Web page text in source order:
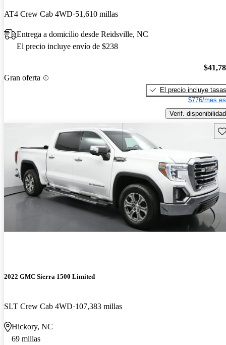
AT4 Crew Cab 4WD 51,610 millas
Entrega a domicilio desde Reidsville, NC
El precio incluye envío de $238
Gran oferta
El precio incluye tasas
$776/mes
Verif. disponibilidad
2022 GMC Sierra 1500 Limited
SLT Crew Cab 4WD 107,383 millas
Hickory, NC
69 millas